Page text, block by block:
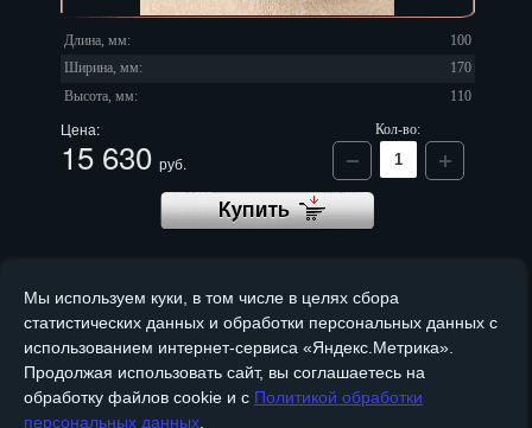
Длина, мм:
100
Ширина, мм:
170
Высота, мм:
110
Цена:
15 630 руб.
Кол-во:
Стаканы для щеток GV10502
Мы используем куки, в том числе в целях сбора
статистических данных и обработки персональных данных с
использованием интернет-сервиса «Яндекс.Метрика».
Продолжая использовать сайт, вы соглашаетесь на
обработку файлов cookie и с Политикой обработки
персональных данных